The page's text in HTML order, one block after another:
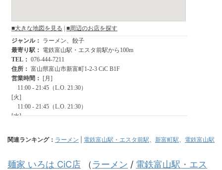
関連ランキング： ラーメン 電鉄富山駅・エスタ前駅、 新富町駅、 電鉄富山駅
麺家 いろは CiC店 （ ラーメン / 電鉄富山駅・エス